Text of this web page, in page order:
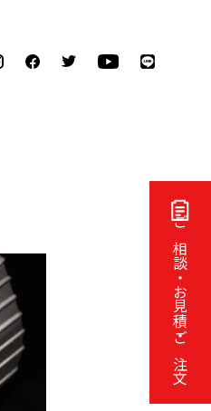
ご相談・お見積・ご注文